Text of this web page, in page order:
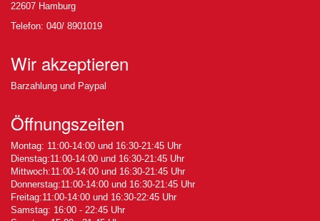
22607 Hamburg
Telefon: 040/ 8901019
Wir akzeptieren
Barzahlung und Paypal
Öffnungszeiten
Montag: 11:00-14:00 und 16:30-21:45 Uhr
Dienstag:11:00-14:00 und 16:30-21:45 Uhr
Mittwoch:11:00-14:00 und 16:30-21:45 Uhr
Donnerstag:11:00-14:00 und 16:30-21:45 Uhr
Freitag:11:00-14:00 und 16:30-22:45 Uhr
Samstag: 16:00 - 22:45 Uhr